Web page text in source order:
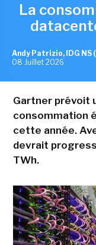
La
Andy Patrizio, IDG NS
08 Juillet 2026
Gartner prévoit
consommation
cette année.
devrait
TWh.